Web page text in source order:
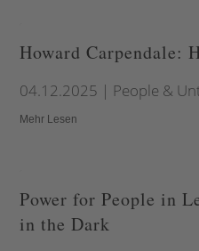
Howard Carpendale:
04.12.2025 | People &
Mehr Lesen
Power for People in
in the Dark